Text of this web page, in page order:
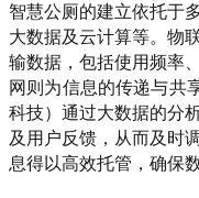
智慧公厕的建立依托于
大数据及云计算等。物
输数据，包括使用频率
网则为信息的传递与共
科技）通过大数据的分
及用户反馈，从而及时
息得以高效托管，确保